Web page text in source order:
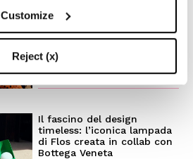
Customize
Reject (x)
Anche quest’anno Louis
del Natale
-
Il fascino del design
timeless: l’iconica lampada
di Flos creata in collab con
Bottega Veneta